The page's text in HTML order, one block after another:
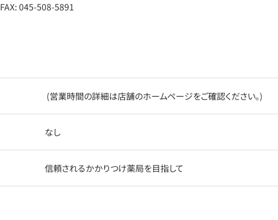
FAX: 045-508-5891
(営業時間の詳細は店舗のホームページをご確認ください。)
なし
信頼されるかかりつけ薬局を目指して